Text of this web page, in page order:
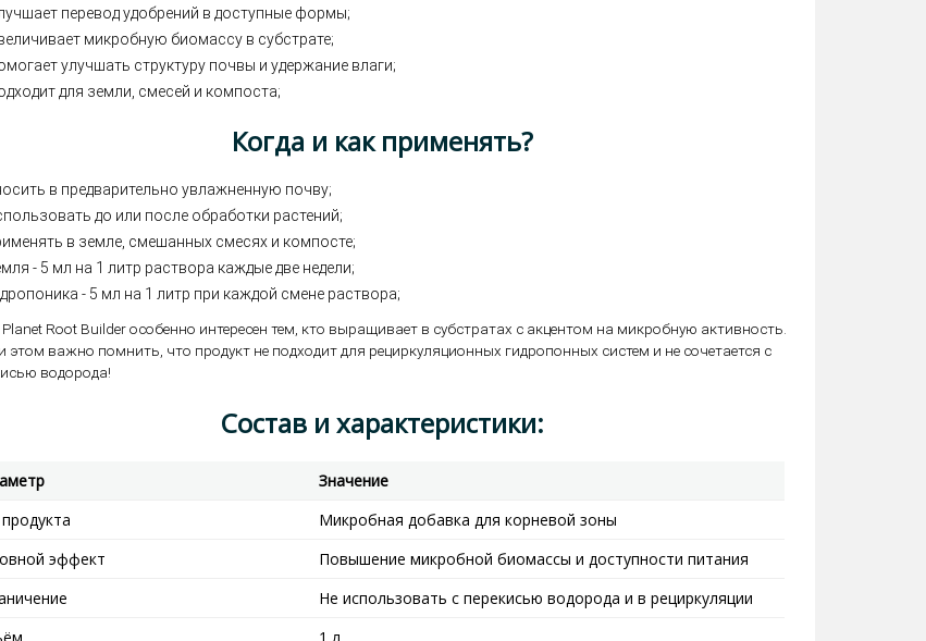
перевод удобрений в доступные формы;
микробную биомассу в субстрате;
улучшать структуру почвы и удержание влаги;
для земли, смесей и компоста;
Когда и как применять?
в предварительно увлажненную почву;
до или после обработки растений;
в земле, смешанных смесях и компосте;
- 5 мл на 1 литр раствора каждые две недели;
- 5 мл на 1 литр при каждой смене раствора;
Planet Root Builder особенно интересен тем, кто выращивает в субстратах с акцентом на микробную активность.
этом важно помнить, что продукт не подходит для рециркуляционных гидропонных систем и не сочетается с
водорода!
Состав и характеристики:
Значение
Микробная добавка для корневой зоны
эффект
Повышение микробной биомассы и доступности питания
Не использовать с перекисью водорода и в рециркуляции